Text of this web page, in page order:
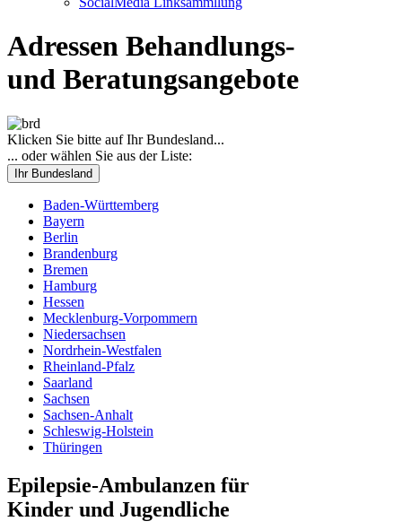
Adressen Behandlungs-
und Beratungsangebote
Klicken Sie bitte auf Ihr Bundesland...
... oder wählen Sie aus der Liste:
Ihr Bundesland
Baden-Württemberg
Bayern
Berlin
Brandenburg
Bremen
Hamburg
Hessen
Mecklenburg-Vorpommern
Niedersachsen
Nordrhein-Westfalen
Rheinland-Pfalz
Saarland
Sachsen
Sachsen-Anhalt
Schleswig-Holstein
Thüringen
Epilepsie-Ambulanzen für
Kinder und Jugendliche